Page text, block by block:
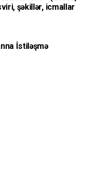
şəkillər, icmallar
İstiləşmə